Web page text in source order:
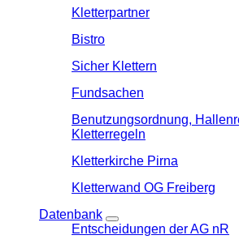
Kletterpartner
Bistro
Sicher Klettern
Fundsachen
Benutzungsordnung,
Kletterregeln
Kletterkirche Pirna
Kletterwand OG Freiberg
Datenbank
Entscheidungen der AG nR